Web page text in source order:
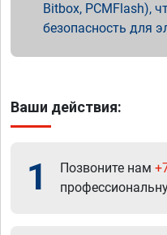
Bitbox, PCMFlash),
безопасность для
Ваши действия:
1 Позвоните нам